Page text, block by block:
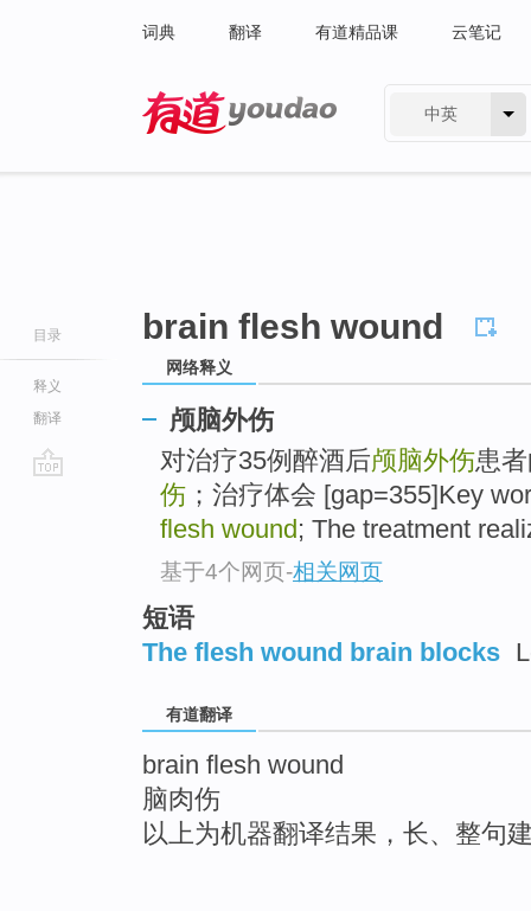
词典 翻译 有道精品课 云笔记
中英
目录
释义
翻译
brain flesh wound
网络释义
颅脑外伤
对治疗35例醉酒后颅脑外伤患
伤 ；治疗体会 [gap=355]Key
flesh wound ; The treatment
基于4个网页-相关网页
短语
The flesh wound brain blocks
有道翻译
brain flesh wound
脑肉伤
以上为机器翻译结果，长、整句